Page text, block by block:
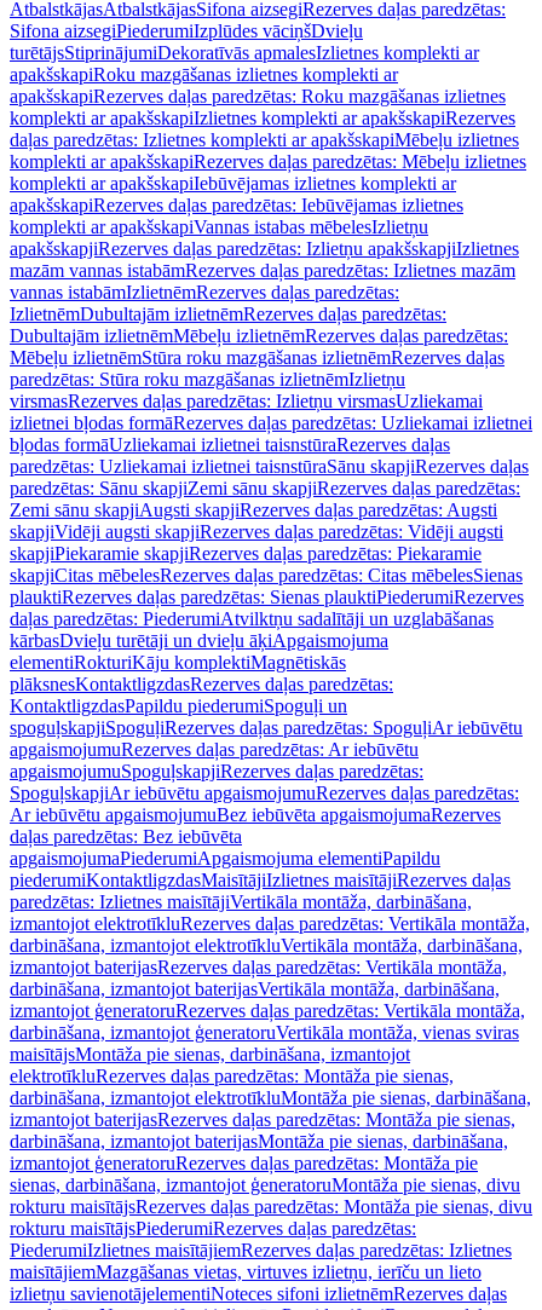
AtbalstkājasAtbalstkājasSifona aizsegiRezerves daļas paredzētas:
Sifona aizsegiPiederumiIzplūdes vāciņšDvieļu
turētājsStiprinājumiDekoratīvās apmalesIzlietnes komplekti ar
apakšskapiRoku mazgāšanas izlietnes komplekti ar
apakšskapiRezerves daļas paredzētas: Roku mazgāšanas izlietnes
komplekti ar apakšskapiIzlietnes komplekti ar apakšskapiRezerves
daļas paredzētas: Izlietnes komplekti ar apakšskapiMēbeļu izlietnes
komplekti ar apakšskapiRezerves daļas paredzētas: Mēbeļu izlietnes
komplekti ar apakšskapiIebūvējamas izlietnes komplekti ar
apakšskapiRezerves daļas paredzētas: Iebūvējamas izlietnes
komplekti ar apakšskapiVannas istabas mēbelesIzlietņu
apakšskapjiRezerves daļas paredzētas: Izlietņu apakšskapjiIzlietnes
mazām vannas istabāmRezerves daļas paredzētas: Izlietnes mazām
vannas istabāmIzlietnēmRezerves daļas paredzētas:
IzlietnēmDubultajām izlietnēmRezerves daļas paredzētas:
Dubultajām izlietnēmMēbeļu izlietnēmRezerves daļas paredzētas:
Mēbeļu izlietnēmStūra roku mazgāšanas izlietnēmRezerves daļas
paredzētas: Stūra roku mazgāšanas izlietnēmIzlietņu
virsmasRezerves daļas paredzētas: Izlietņu virsmasUzliekamai
izlietnei bļodas formāRezerves daļas paredzētas: Uzliekamai izlietnei
bļodas formāUzliekamai izlietnei taisnstūraRezerves daļas
paredzētas: Uzliekamai izlietnei taisnstūraSānu skapjiRezerves daļas
paredzētas: Sānu skapjiZemi sānu skapjiRezerves daļas paredzētas:
Zemi sānu skapjiAugsti skapjiRezerves daļas paredzētas: Augsti
skapjiVidēji augsti skapjiRezerves daļas paredzētas: Vidēji augsti
skapjiPiekaramie skapjiRezerves daļas paredzētas: Piekaramie
skapjiCitas mēbelesRezerves daļas paredzētas: Citas mēbelesSienas
plauktiRezerves daļas paredzētas: Sienas plauktiPiederumiRezerves
daļas paredzētas: PiederumiAtvilktņu sadalītāji un uzglabāšanas
kārbasDvieļu turētāji un dvieļu āķiApgaismojuma
elementiRokturiKāju komplektiMagnētiskās
plāksnesKontaktligzdasRezerves daļas paredzētas:
KontaktligzdasPapildu piederumiSpoguļi un
spoguļskapjiSpoguļiRezerves daļas paredzētas: SpoguļiAr iebūvētu
apgaismojumuRezerves daļas paredzētas: Ar iebūvētu
apgaismojumuSpoguļskapjiRezerves daļas paredzētas:
SpoguļskapjiAr iebūvētu apgaismojumuRezerves daļas paredzētas:
Ar iebūvētu apgaismojumuBez iebūvēta apgaismojumaRezerves
daļas paredzētas: Bez iebūvēta
apgaismojumaPiederumiApgaismojuma elementiPapildu
piederumiKontaktligzdasMaisītājiIzlietnes maisītājiRezerves daļas
paredzētas: Izlietnes maisītājiVertikāla montāža, darbināšana,
izmantojot elektrotīkluRezerves daļas paredzētas: Vertikāla montāža,
darbināšana, izmantojot elektrotīkluVertikāla montāža, darbināšana,
izmantojot baterijasRezerves daļas paredzētas: Vertikāla montāža,
darbināšana, izmantojot baterijasVertikāla montāža, darbināšana,
izmantojot ģeneratoruRezerves daļas paredzētas: Vertikāla montāža,
darbināšana, izmantojot ģeneratoruVertikāla montāža, vienas sviras
maisītājsMontāža pie sienas, darbināšana, izmantojot
elektrotīkluRezerves daļas paredzētas: Montāža pie sienas,
darbināšana, izmantojot elektrotīkluMontāža pie sienas, darbināšana,
izmantojot baterijasRezerves daļas paredzētas: Montāža pie sienas,
darbināšana, izmantojot baterijasMontāža pie sienas, darbināšana,
izmantojot ģeneratoruRezerves daļas paredzētas: Montāža pie
sienas, darbināšana, izmantojot ģeneratoruMontāža pie sienas, divu
rokturu maisītājsRezerves daļas paredzētas: Montāža pie sienas, divu
rokturu maisītājsPiederumiRezerves daļas paredzētas:
PiederumiIzlietnes maisītājiemRezerves daļas paredzētas: Izlietnes
maisītājiemMazgāšanas vietas, virtuves izlietņu, ierīču un lieto
izlietņu savienotājelementiNoteces sifoni izlietnēmRezerves daļas